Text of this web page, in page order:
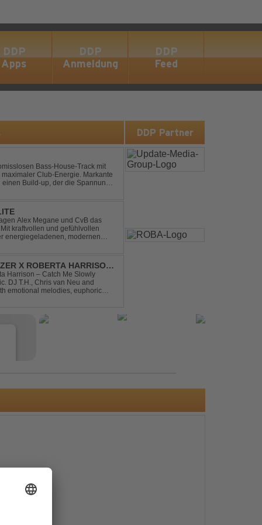
DDP
Apps
DDP
Anmeldung
DDP
Feed
Bass-House-Track mit
Club-Energie. Markante
Build-up, der die Spannung
Alex Megane und CvB das
kraftvollen und gefühlvollen
energiegeladenen, modernen
X ROBERTA HARRISON
Harrison – Catch Me Slowly
DJ T.H., Chris van Neu and
emotional melodies, euphoric
DDP Partner